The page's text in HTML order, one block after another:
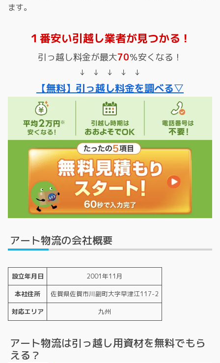
ます。
１番安い引越し業者が見つかる！
引っ越し料金が最大70％安くなる！
↓ ↓ ↓ ↓ ↓
【無料】引っ越し料金を調べる▽
アート物流の会社概要
設立年月日
2001年11月
本社住所
佐賀県佐賀市川副町大字早津江117-2
対応エリア
九州
アート物流は引っ越し用資材を無料でもら
える？